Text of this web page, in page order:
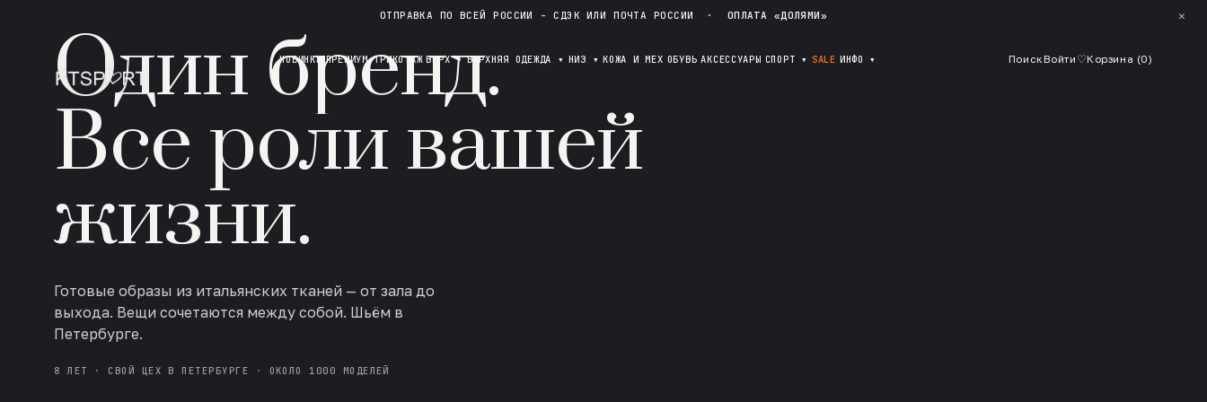
ОТПРАВКА ПО ВСЕЙ РОССИИ - СДЭК ИЛИ ПОЧТА РОССИИ · ОПЛАТА «ДОЛЯМИ» ✕
НОВИНКИ ПРЕМИУМ ТРИКОТАЖ ВЕРХ▾ ВЕРХНЯЯ ОДЕЖДА ▾ НИЗ ▾ КОЖА И МЕХ ОБУВЬ АКСЕССУАРЫ СПОРТ ▾ SALE ИНФО ▾ ПоискВойти ♡Корзина (0)
Один бренд.
Все роли вашей
жизни.
Готовые образы из итальянских тканей — от зала до
выхода. Вещи сочетаются между собой. Шьём в
Петербурге.
8 ЛЕТ · СВОЙ ЦЕХ В ПЕТЕРБУРГЕ · ОКОЛО 1000 МОДЕЛЕЙ